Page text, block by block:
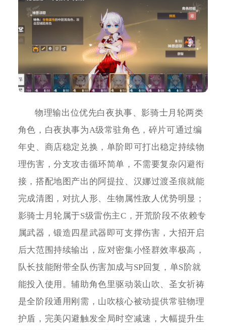
物理输出位优先白夜执事、影骑士月轮两类
角色，白夜执事为A级常驻角色，碎片可通过编
年史、商店稳定兑换，单阶即可打出稳定持续物
理伤害，分支攻击循环简单，不需要复杂闪避衔
接，搭配地图产出的阿提拉、汉娜过渡圣痕就能
完成清图，对抗人形、生物属性敌人优势明显；
影骑士月轮属于S级雷伤主C，开荒阶段不依赖专
属武器，锻造四星武器即可支撑伤害，大招开启
后大范围持续输出，应对密集小怪群效率极高，
队长技能附带全队伤害加成与SP回复，单S阶就
能投入使用。辅助角色里驱动装山吹、圣女祈祷
是全阶段通用刚需，山吹核心被动提供常驻物理
护盾，完美闪避触发全局时空减速，大幅提升生